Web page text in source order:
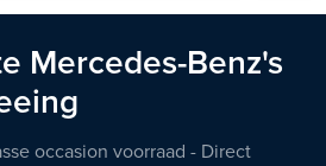
Mercedes-Benz's
occasion voorraad - Direct